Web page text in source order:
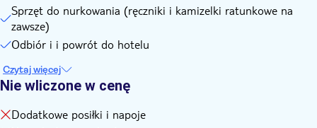
Sprzęt do nurkowania (ręczniki i kamizelki ratunkowe na
zawsze)
Odbiór i i powrót do hotelu
Czytaj więcej
Nie wliczone w cenę
Dodatkowe posiłki i napoje